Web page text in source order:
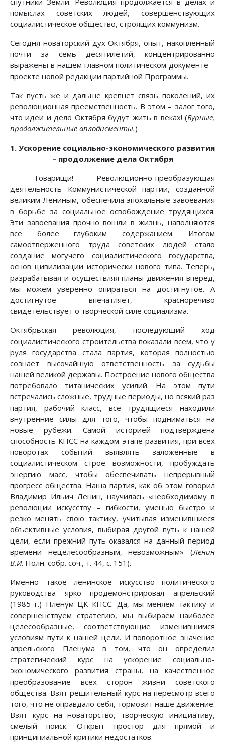
помыслах советских людей, совершенствующих
социалистическое общество, строящих коммунизм.
Сегодня новаторский дух Октября, опыт, накопленный
почти за семь десятилетий, концентрированно
выражены в нашем главном политическом документе –
проекте новой редакции партийной Программы.
Так пусть же и дальше крепнет связь поколений, их
революционная преемственность. В этом – залог того,
что идеи и дело Октября будут жить в веках! (Бурные,
продолжительные аплодисменты.)
1. Ускорение социально-экономического развития
– продолжение дела Октября
Товарищи! Революционно-преобразующая
деятельность Коммунистической партии, созданной
великим Лениным, обеспечила эпохальные завоевания
в борьбе за социальное освобождение трудящихся.
Эти завоевания прочно вошли в жизнь, наполняются
все более глубоким содержанием. Итогом
самоотверженного труда советских людей стало
создание могучего социалистического государства,
основ цивилизации исторически нового типа. Теперь,
разрабатывая и осуществляя планы движения вперед,
мы можем уверенно опираться на достигнутое. А
достигнутое впечатляет, красноречиво
свидетельствует о творческой силе социализма.
Октябрьская революция, последующий ход
социалистического строительства показали всем, что у
руля государства стала партия, которая полностью
сознает высочайшую ответственность за судьбы
нашей великой державы. Построение нового общества
потребовало титанических усилий. На этом пути
встречались сложные, трудные периоды, но всякий раз
партия, рабочий класс, все трудящиеся находили
внутренние силы для того, чтобы подниматься на
новые рубежи. Самой историей подтверждена
способность КПСС на каждом этапе развития, при всех
поворотах событий выявлять заложенные в
социалистическом строе возможности, пробуждать
энергию масс, чтобы обеспечивать непрерывный
прогресс общества. Наша партия, как об этом говорил
Владимир Ильич Ленин, научилась «необходимому в
революции искусству – гибкости, уменью быстро и
резко менять свою тактику, учитывая изменившиеся
объективные условия, выбирая другой путь к нашей
цели, если прежний путь оказался на данный период
времени нецелесообразным, невозможным» (Ленин
В.И. Полн. собр. соч., т. 44, с. 151).
Именно такое ленинское искусство политического
руководства ярко продемонстрировал апрельский
(1985 г.) Пленум ЦК КПСС. Да, мы меняем тактику и
совершенствуем стратегию, мы выбираем наиболее
целесообразные, соответствующие изменившимся
условиям пути к нашей цели. И поворотное значение
апрельского Пленума в том, что он определил
стратегический курс на ускорение социально-
экономического развития страны, на качественное
преобразование всех сторон жизни советского
общества. Взят решительный курс на пересмотр всего
того, что не оправдало себя, тормозит наше движение.
Взят курс на новаторство, творческую инициативу,
смелый поиск. Открыт простор для прямой и
принципиальной критики недостатков.